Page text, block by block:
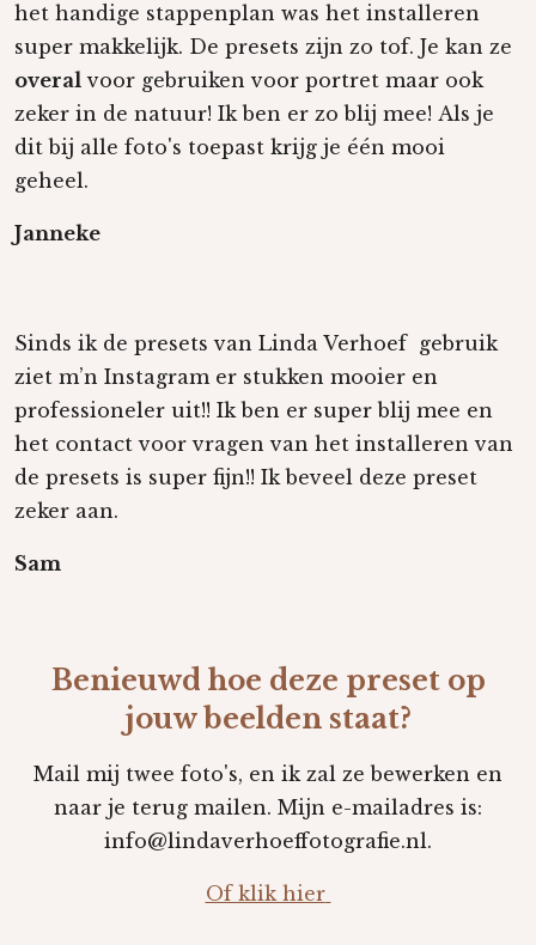
het handige stappenplan was het installeren
super makkelijk. De presets zijn zo tof. Je kan ze
overal voor gebruiken voor portret maar ook
zeker in de natuur! Ik ben er zo blij mee! Als je
dit bij alle foto's toepast krijg je één mooi
geheel.
Janneke
Sinds ik de presets van Linda Verhoef gebruik
ziet m’n Instagram er stukken mooier en
professioneler uit!! Ik ben er super blij mee en
het contact voor vragen van het installeren van
de presets is super fijn!! Ik beveel deze preset
zeker aan.
Sam
Benieuwd hoe deze preset op
jouw beelden staat?
Mail mij twee foto's, en ik zal ze bewerken en
naar je terug mailen. Mijn e-mailadres is:
info@lindaverhoeffotografie.nl.
Of klik hier